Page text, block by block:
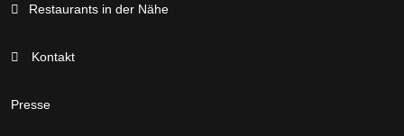
Restaurants in der Nähe
Kontakt
Presse